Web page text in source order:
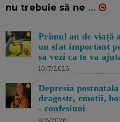
nu trebuie să ne ...
Primul an de viață
un sfat important
sa vezi ca te va
10/7/2026
Depresia
dragoste, emotii,
- confesiuni
9/6/2026